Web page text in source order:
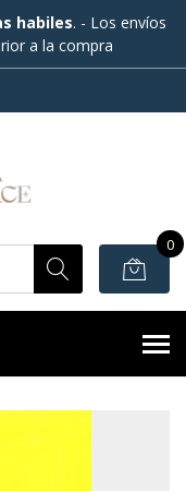
habiles. - Los envíos
a la compra
0